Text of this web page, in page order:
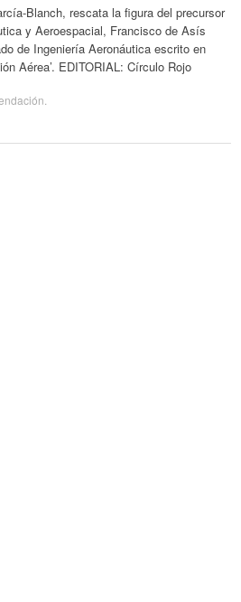
Blanch, rescata la figura del precursor
y Aeroespacial, Francisco de Asís
de Ingeniería Aeronáutica escrito en
Aérea’. EDITORIAL: Círculo Rojo